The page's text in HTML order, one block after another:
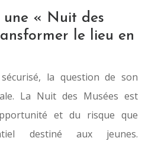
une « Nuit des
le lieu en
la question de son
La Nuit des Musées est
et du risque que
destiné aux jeunes.